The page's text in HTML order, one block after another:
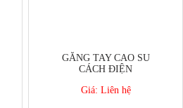
GĂNG TAY CAO SU
CÁCH ĐIỆN
Giá: Liên hệ